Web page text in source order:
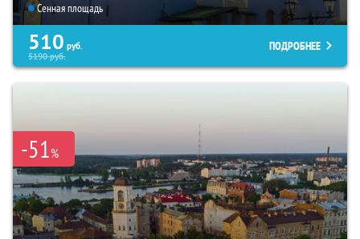
Сенная площадь
510 руб.
5190руб.
ПОДРОБНЕЕ
-51%